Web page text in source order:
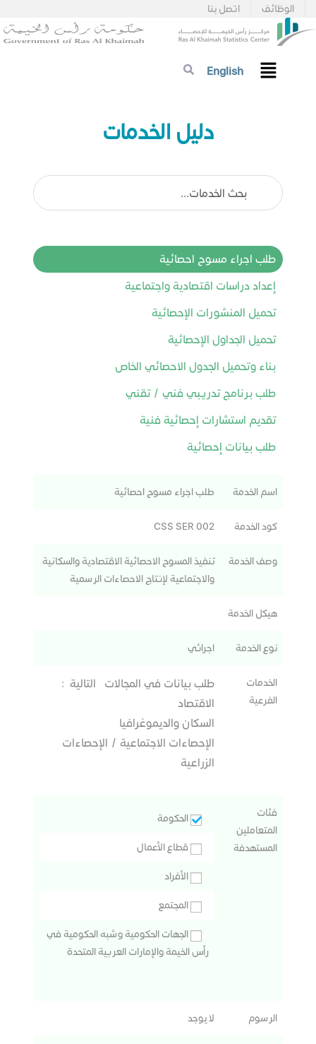
اتصل بنا الوظائف
English
دليل الخدمات​​​​
طلب اجراء مسوح احصائية
إعداد دراسات اقتصادية واجتماعية
تحميل المنشورات الإحصائية
تحميل الجداول الإحصائية
بناء وتحميل الجدول الاحصائي الخاص
طلب برنامج تدريبي فني / تقني
تقديم استشارات إحصائية فنية
طلب بيانات إحصائية
اسم الخدمة طلب اجراء مسوح احصائية
كود الخدمة CSS SER 002
وصف الخدمة
تنفيذ المسوح الاحصائية الاقتصادية والسكانية
والاجتماعية لإنتاج الاحصاءات الرسمية
هيكل الخدمة
نوع الخدمة اجرائي
الخدمات
الفرعية
طلب بيانات في المجالات التالية :
الاقتصاد
السكان والديموغرافيا
الإحصاءات الاجتماعية / الإحصاءات
الزراعية
فئات
المتعاملين
المستهدفة
الحكومة
قطاع الأعمال
الأفراد
المجتمع
الجهات الحكومية وشبه الحكومية في
رأس الخيمة والإمارات العربية المتحدة
الرسوم لا يوجد